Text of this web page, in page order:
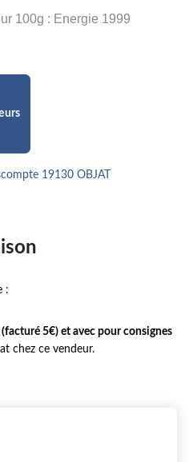
100g : Energie 1999
19130 OBJAT
:
5€) et avec pour consignes
chez ce vendeur.